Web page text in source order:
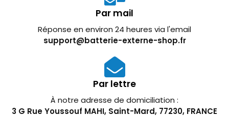
Par mail
Réponse en environ 24 heures via l'email
support@batterie-externe-shop.fr
Par lettre
À notre adresse de domiciliation :
3 G Rue Youssouf MAHI, Saint-Mard, 77230, FRANCE